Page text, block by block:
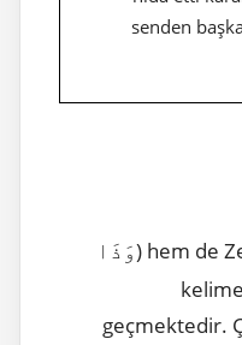
senden
وَذَا
)
geçmektedir.